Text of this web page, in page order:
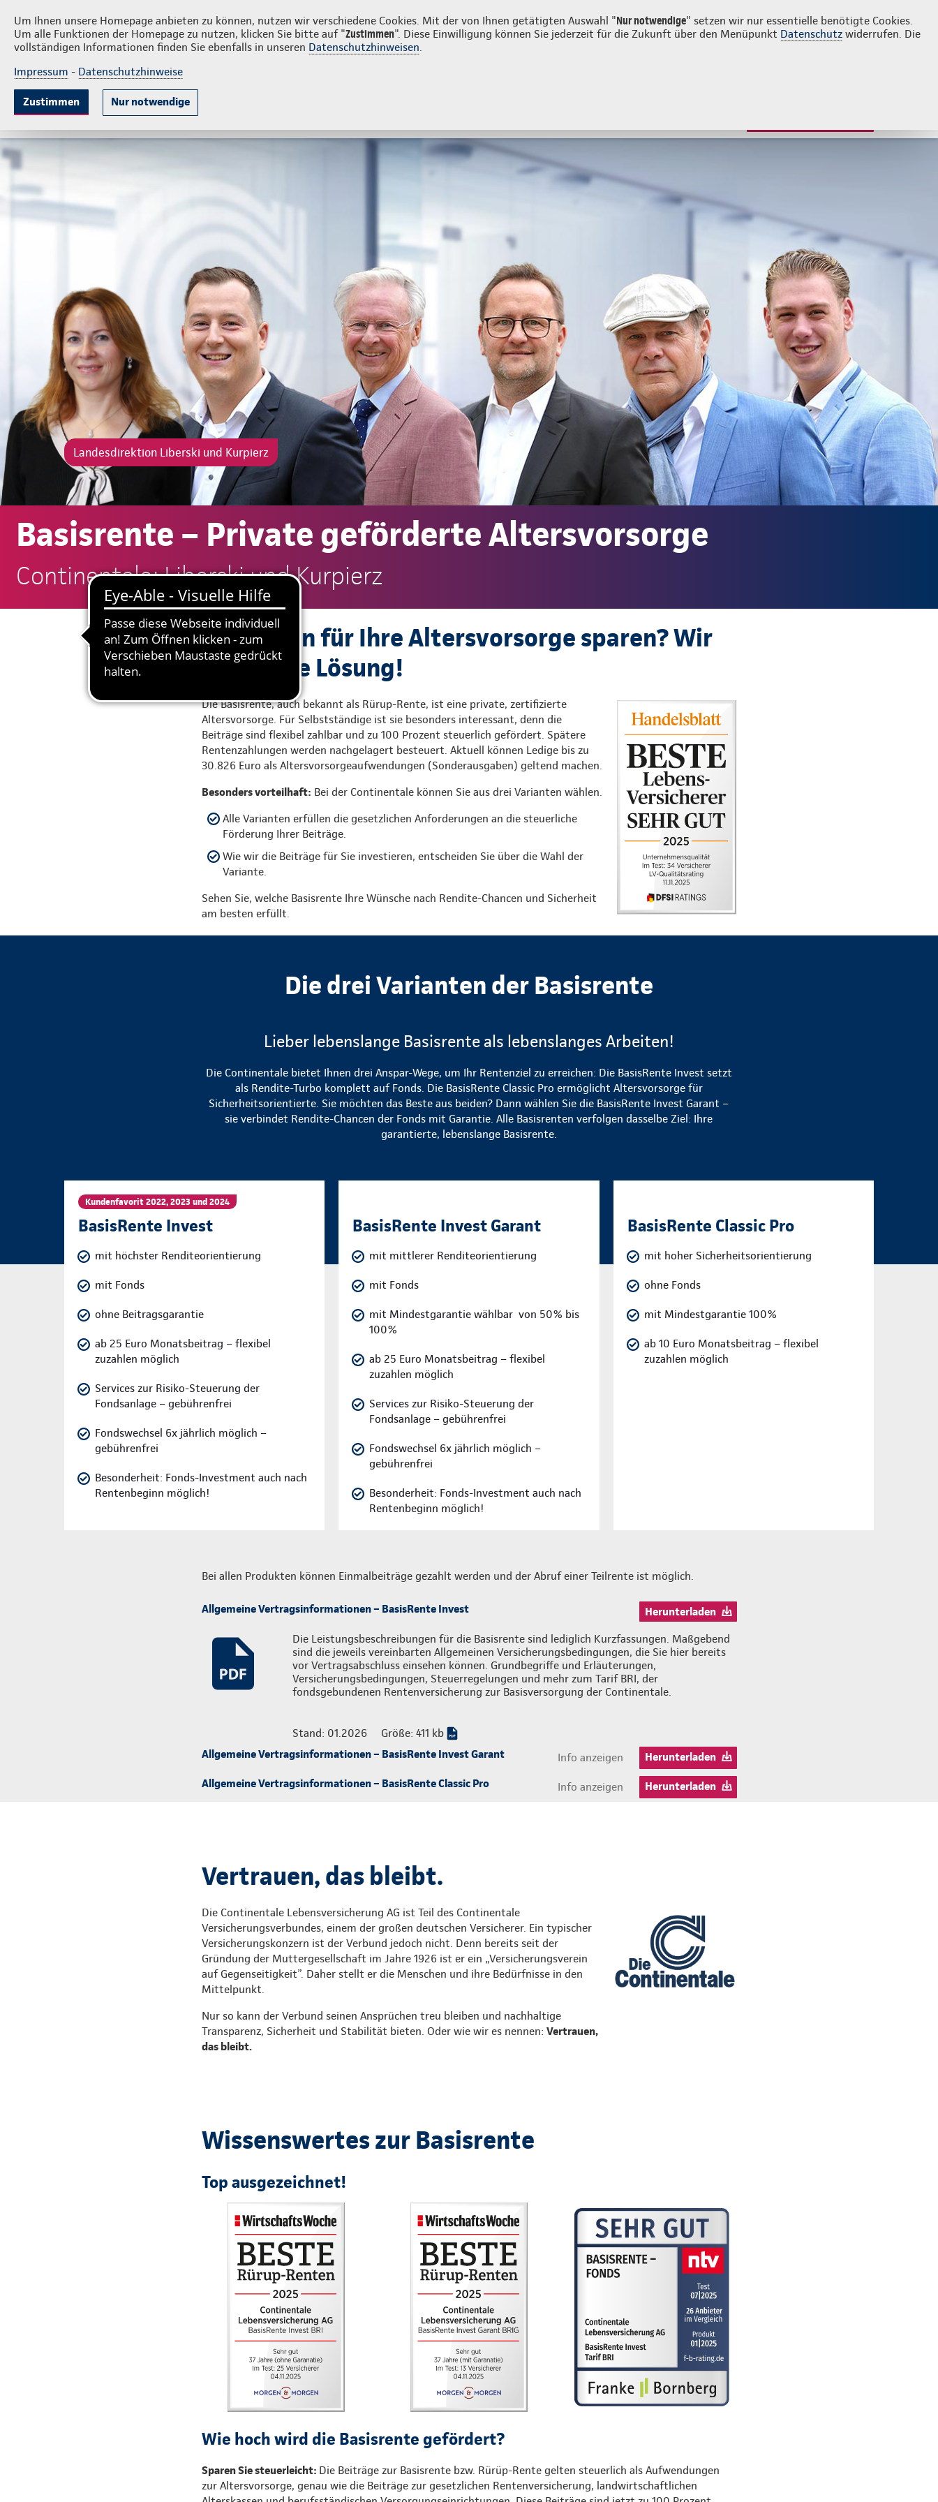
Um Ihnen unsere Homepage anbieten zu können, nutzen wir verschiedene Cookies. Mit der von Ihnen getätigten Auswahl "Nur notwendige" setzen wir nur essentielle benötigte Cookies.
Um alle Funktionen der Homepage zu nutzen, klicken Sie bitte auf "Zustimmen". Diese Einwilligung können Sie jederzeit für die Zukunft über den Menüpunkt Datenschutz widerrufen. Die
vollständigen Informationen finden Sie ebenfalls in unseren Datenschutzhinweisen.
Impressum - Datenschutzhinweise
Zustimmen Nur notwendige
Liberski und Kurpierz PrivatkundenFirmenkunden Login Kontakt 0281 164690
KrankenversicherungLebensversicherung
Landesdirektion Liberski und Kurpierz
Basisrente – Private geförderte Altersvorsorge
Continentale: Liberski und Kurpierz
Sie wollen für Ihre Altersvorsorge sparen? Wir
haben die Lösung!
Die Basisrente, auch bekannt als Rürup-Rente, ist eine private, zertifizierte
Altersvorsorge. Für Selbstständige ist sie besonders interessant, denn die
Beiträge sind flexibel zahlbar und zu 100 Prozent steuerlich gefördert. Spätere
Rentenzahlungen werden nachgelagert besteuert. Aktuell können Ledige bis zu
30.826 Euro als Altersvorsorgeaufwendungen (Sonderausgaben) geltend machen.
Besonders vorteilhaft: Bei der Continentale können Sie aus drei Varianten wählen.
Alle Varianten erfüllen die gesetzlichen Anforderungen an die steuerliche
Förderung Ihrer Beiträge.
Wie wir die Beiträge für Sie investieren, entscheiden Sie über die Wahl der
Variante.
Sehen Sie, welche Basisrente Ihre Wünsche nach Rendite-Chancen und Sicherheit
am besten erfüllt.
Die drei Varianten der Basisrente
Lieber lebenslange Basisrente als lebenslanges Arbeiten!
Die Continentale bietet Ihnen drei Anspar-Wege, um Ihr Rentenziel zu erreichen: Die BasisRente Invest setzt
als Rendite-Turbo komplett auf Fonds. Die BasisRente Classic Pro ermöglicht Altersvorsorge für
Sicherheitsorientierte. Sie möchten das Beste aus beiden? Dann wählen Sie die BasisRente Invest Garant –
sie verbindet Rendite-Chancen der Fonds mit Garantie. Alle Basisrenten verfolgen dasselbe Ziel: Ihre
garantierte, lebenslange Basisrente.
Kundenfavorit 2022, 2023 und 2024
BasisRente Invest
mit höchster Renditeorientierung
mit Fonds
ohne Beitragsgarantie
ab 25 Euro Monatsbeitrag – flexibel
zuzahlen möglich
Services zur Risiko-Steuerung der
Fondsanlage – gebührenfrei
Fondswechsel 6x jährlich möglich –
gebührenfrei
Besonderheit: Fonds-Investment auch nach
Rentenbeginn möglich!
BasisRente Invest Garant
mit mittlerer Renditeorientierung
mit Fonds
mit Mindestgarantie wählbar von 50% bis
100%
ab 25 Euro Monatsbeitrag – flexibel
zuzahlen möglich
Services zur Risiko-Steuerung der
Fondsanlage – gebührenfrei
Fondswechsel 6x jährlich möglich –
gebührenfrei
Besonderheit: Fonds-Investment auch nach
Rentenbeginn möglich!
BasisRente Classic Pro
mit hoher Sicherheitsorientierung
ohne Fonds
mit Mindestgarantie 100%
ab 10 Euro Monatsbeitrag – flexibel
zuzahlen möglich
Bei allen Produkten können Einmalbeiträge gezahlt werden und der Abruf einer Teilrente ist möglich.
Allgemeine Vertragsinformationen – BasisRente Invest Herunterladen
Die Leistungsbeschreibungen für die Basisrente sind lediglich Kurzfassungen. Maßgebend
sind die jeweils vereinbarten Allgemeinen Versicherungsbedingungen, die Sie hier bereits
vor Vertragsabschluss einsehen können. Grundbegriffe und Erläuterungen,
Versicherungsbedingungen, Steuerregelungen und mehr zum Tarif BRI, der
fondsgebundenen Rentenversicherung zur Basisversorgung der Continentale.
Stand: 01.2026
Größe: 411 kb
Allgemeine Vertragsinformationen – BasisRente Invest Garant
Info anzeigen
Herunterladen
Allgemeine Vertragsinformationen – BasisRente Classic Pro
Info anzeigen Herunterladen
Vertrauen, das bleibt.
Die Continentale Lebensversicherung AG ist Teil des Continentale
Versicherungsverbundes, einem der großen deutschen Versicherer. Ein typischer
Versicherungskonzern ist der Verbund jedoch nicht. Denn bereits seit der
Gründung der Muttergesellschaft im Jahre 1926 ist er ein „Versicherungsverein
auf Gegenseitigkeit”. Daher stellt er die Menschen und ihre Bedürfnisse in den
Mittelpunkt.
Nur so kann der Verbund seinen Ansprüchen treu bleiben und nachhaltige
Transparenz, Sicherheit und Stabilität bieten. Oder wie wir es nennen: Vertrauen,
das bleibt.
Wissenswertes zur Basisrente
Top ausgezeichnet!
Wie hoch wird die Basisrente gefördert?
Sparen Sie steuerleicht: Die Beiträge zur Basisrente bzw. Rürüp-Rente gelten steuerlich als Aufwendungen
zur Altersvorsorge, genau wie die Beiträge zur gesetzlichen Rentenversicherung, landwirtschaftlichen